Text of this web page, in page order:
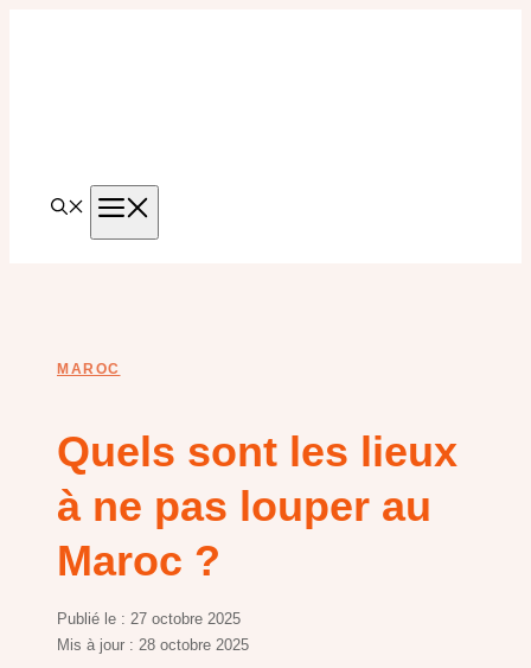
MAROC
Quels sont les lieux
à ne pas louper au
Maroc ?
Publié le : 27 octobre 2025
Mis à jour : 28 octobre 2025